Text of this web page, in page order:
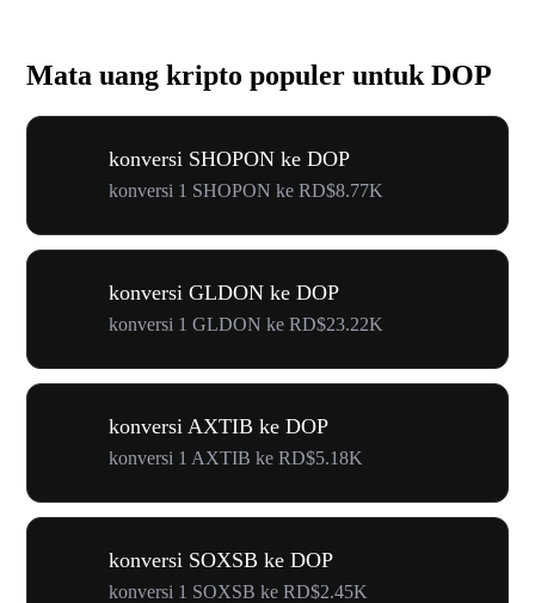
Mata uang kripto populer untuk DOP
konversi SHOPON ke DOP
konversi 1 SHOPON ke RD$8.77K
konversi GLDON ke DOP
konversi 1 GLDON ke RD$23.22K
konversi AXTIB ke DOP
konversi 1 AXTIB ke RD$5.18K
konversi SOXSB ke DOP
konversi 1 SOXSB ke RD$2.45K